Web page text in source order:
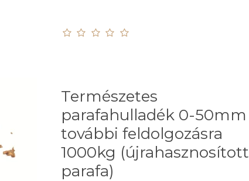
Természetes
parafahulladék 0-50mm
további feldolgozásra
1000kg (újrahasznosított
parafa)